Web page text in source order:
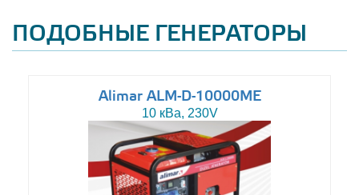
ПОДОБНЫЕ ГЕНЕРАТОРЫ
Alimar ALM-D-10000ME
10 кВа, 230V